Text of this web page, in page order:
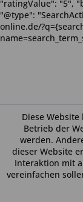
Diese
Betrieb der
werden.
dieser Website
Interaktion mit
vereinfachen
"ratingValue": "5",
"@type":
online.de/